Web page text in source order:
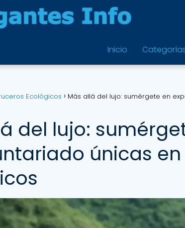
Inicio
Ecológicos
Más allá del lujo: sumérgete en
del lujo:
únicas